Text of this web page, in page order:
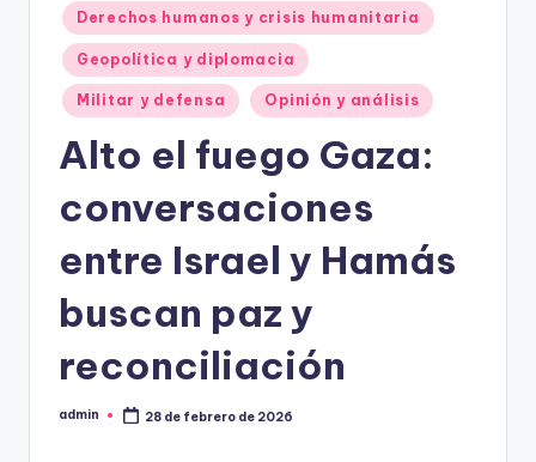
Derechos humanos y crisis humanitaria
Geopolítica y diplomacia
Militar y defensa Opinión y análisis
Alto el fuego Gaza:
conversaciones
entre Israel y Hamás
buscan paz y
reconciliación
Publicado
admin 28 de febrero de 2026